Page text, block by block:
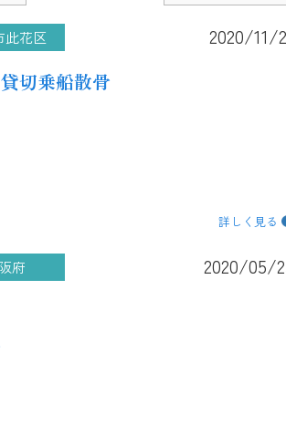
此花区
2020/11/
切乗船散骨
詳しく見る
府
2020/05/